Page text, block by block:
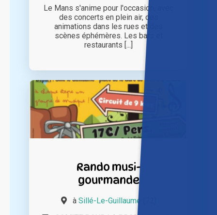
Le Mans s'anime pour l'occasion, avec
des concerts en plein air, des
animations dans les rues et des
scènes éphémères. Les bars et
restaurants [...]
Rando musi-
gourmande
à Sillé-Le-Guillaume (72)